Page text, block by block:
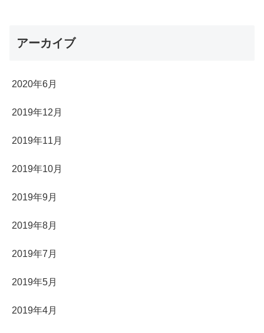
アーカイブ
2020年6月
2019年12月
2019年11月
2019年10月
2019年9月
2019年8月
2019年7月
2019年5月
2019年4月